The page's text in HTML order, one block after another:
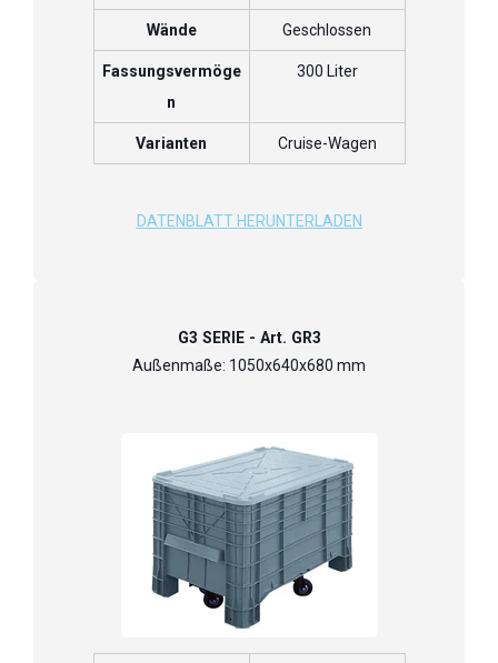
Wände Geschlossen
Fassungsvermöge
n
300 Liter
Varianten Cruise-Wagen
DATENBLATT HERUNTERLADEN
G3 SERIE - Art. GR3
Außenmaße: 1050x640x680 mm